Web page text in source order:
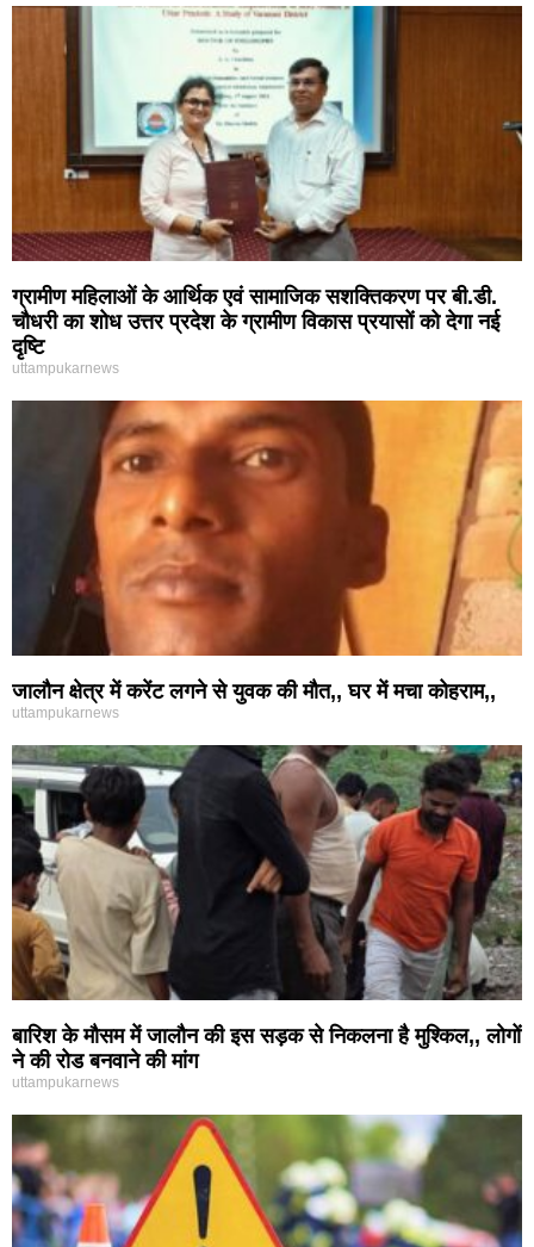
ग्रामीण महिलाओं के आर्थिक एवं सामाजिक सशक्तिकरण पर बी.डी.
चौधरी का शोध उत्तर प्रदेश के ग्रामीण विकास प्रयासों को देगा नई
दृष्टि
uttampukarnews
जालौन क्षेत्र में करेंट लगने से युवक की मौत,, घर में मचा कोहराम,,
uttampukarnews
बारिश के मौसम में जालौन की इस सड़क से निकलना है मुश्किल,, लोगों
ने की रोड बनवाने की मांग
uttampukarnews